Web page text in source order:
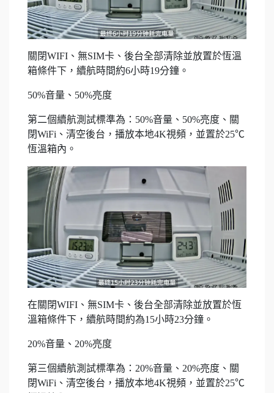
關閉WIFI、無SIM卡、後台全部清除並放置於恆溫
箱條件下，續航時間約6小時19分鐘。
50%音量、50%亮度
第二個續航測試標準為：50%音量、50%亮度、關
閉WiFi、清空後台，播放本地4K視頻，並置於25℃
恆溫箱內。
在關閉WIFI、無SIM卡、後台全部清除並放置於恆
溫箱條件下，續航時間約為15小時23分鐘。
20%音量、20%亮度
第三個續航測試標準為：20%音量、20%亮度、關
閉WiFi、清空後台，播放本地4K視頻，並置於25℃